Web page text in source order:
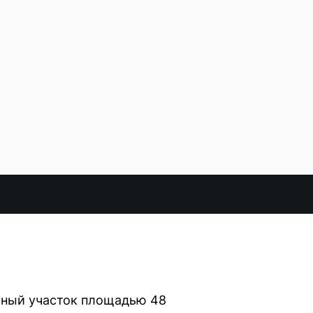
участок площадью 48